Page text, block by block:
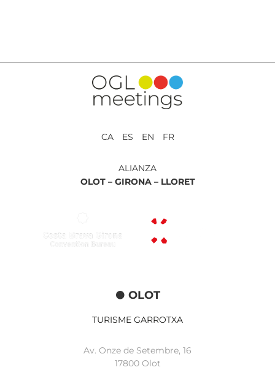
CA ES EN FR
ALIANZA
OLOT – GIRONA – LLORET
OLOT
TURISME GARROTXA
Av. Onze de Setembre, 16
17800 Olot